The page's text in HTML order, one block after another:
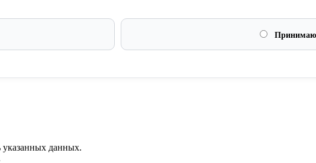
указанных данных.